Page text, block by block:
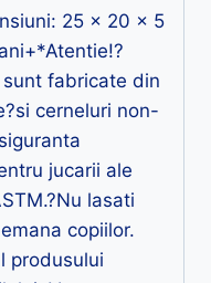
25 x 20 x 5
fabricate din
cerneluri non-
jucarii ale
lasati
copiilor.
produsului